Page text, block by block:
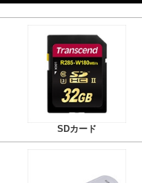
SDカード